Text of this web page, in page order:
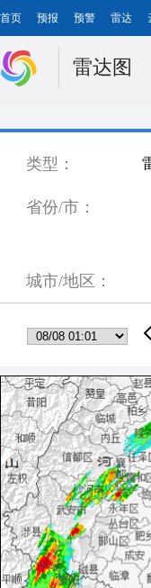
首页 预报 预警 雷达
雷达图
类型：
省份/市：
城市/地区：